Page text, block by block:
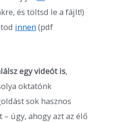
és töltsd le a fájlt!)
innen(pdf
egy videót is,
oktatónk
sok hasznos
úgy, ahogy azt az élő